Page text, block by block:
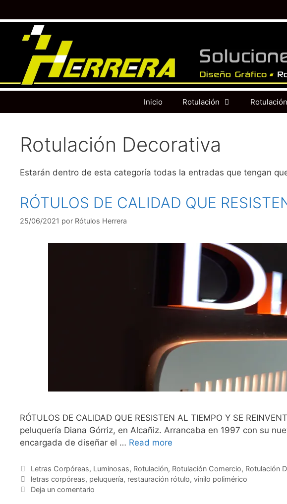
Inicio Rotulación
Rotulación Decorativa
Estarán dentro de esta categoría todas la entradas que tengan
RÓTULOS DE CALIDAD QUE
25/06/2021 por Rótulos Herrera
RÓTULOS DE CALIDAD QUE RESISTEN AL TIEMPO Y SE
peluquería Diana Górriz, en Alcañiz. Arrancaba en 1997 con su
encargada de diseñar el … Read more
Letras Corpóreas, Luminosas, Rotulación, Rotulación Comercio, Rotulación
letras corpóreas, peluquería, restauración rótulo, vinilo polimérico
Deja un comentario